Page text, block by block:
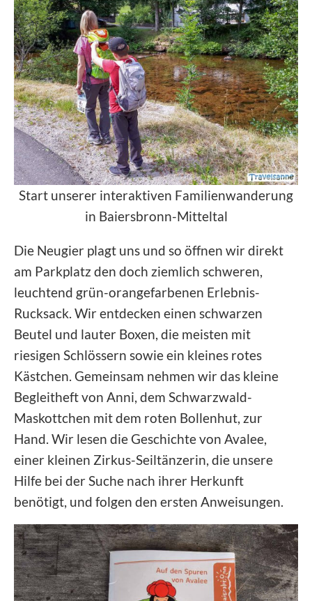
Start unserer interaktiven Familienwanderung
in Baiersbronn-Mitteltal
Die Neugier plagt uns und so öffnen wir direkt
am Parkplatz den doch ziemlich schweren,
leuchtend grün-orangefarbenen Erlebnis-
Rucksack. Wir entdecken einen schwarzen
Beutel und lauter Boxen, die meisten mit
riesigen Schlössern sowie ein kleines rotes
Kästchen. Gemeinsam nehmen wir das kleine
Begleitheft von Anni, dem Schwarzwald-
Maskottchen mit dem roten Bollenhut, zur
Hand. Wir lesen die Geschichte von Avalee,
einer kleinen Zirkus-Seiltänzerin, die unsere
Hilfe bei der Suche nach ihrer Herkunft
benötigt, und folgen den ersten Anweisungen.